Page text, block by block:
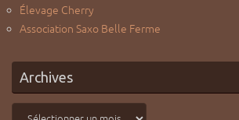
Élevage Cherry
Association Saxo Belle Ferme
Archives
Archives